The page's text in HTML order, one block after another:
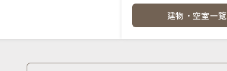
建物・空室一覧